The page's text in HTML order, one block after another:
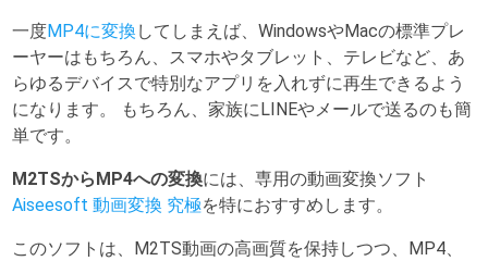
一度MP4に変換 してしまえば、WindowsやMacの標準プレ
ーヤーはもちろん、スマホやタブレット、テレビなど、あ
らゆるデバイスで特別なアプリを入れずに再生できるよう
になります。 もちろん、家族にLINEやメールで送るのも簡
単です。
M2TSからMP4への変換には、専用の動画変換ソフト
Aiseesoft 動画変換 究極を特におすすめします。
このソフトは、M2TS動画の高画質を保持しつつ、MP4、